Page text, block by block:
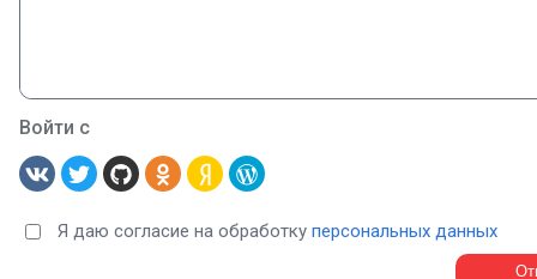
Войти с
Я даю согласие на обработку персональных данных